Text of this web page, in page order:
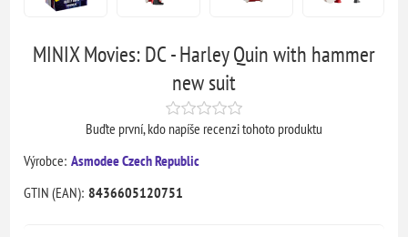
MINIX Movies: DC - Harley Quin with hammer
new suit
Buďte první, kdo napíše recenzi tohoto produktu
Výrobce: Asmodee Czech Republic
GTIN (EAN): 8436605120751